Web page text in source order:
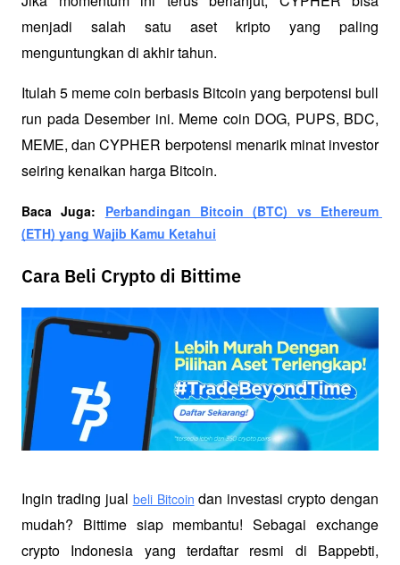
menjadi salah satu aset kripto yang paling
menguntungkan di akhir tahun.
Itulah 5 meme coin berbasis Bitcoin yang berpotensi bull
run pada Desember ini. Meme coin DOG, PUPS, BDC,
MEME, dan CYPHER berpotensi menarik minat investor
seiring kenaikan harga Bitcoin.
Baca Juga: Perbandingan Bitcoin (BTC) vs Ethereum
(ETH) yang Wajib Kamu Ketahui
Cara Beli Crypto di Bittime
Ingin trading jual beli Bitcoin dan investasi crypto dengan
mudah? Bittime siap membantu! Sebagai exchange
crypto Indonesia yang terdaftar resmi di Bappebti,